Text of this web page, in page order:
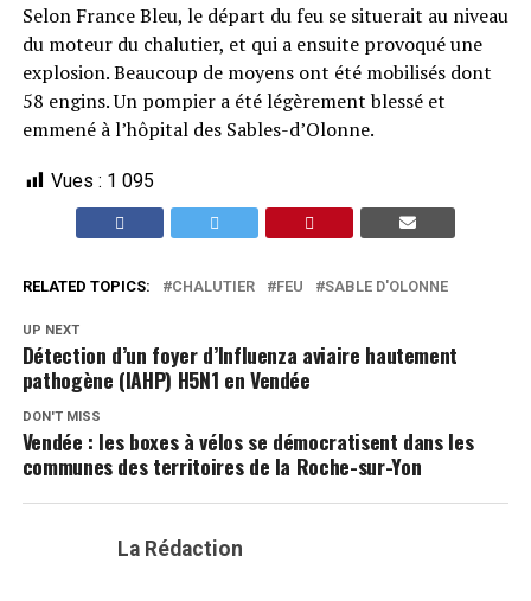
Selon France Bleu, le départ du feu se situerait au niveau
du moteur du chalutier, et qui a ensuite provoqué une
explosion. Beaucoup de moyens ont été mobilisés dont
58 engins. Un pompier a été légèrement blessé et
emmené à l’hôpital des Sables-d’Olonne.
Vues : 1 095
RELATED TOPICS: CHALUTIER FEU SABLE D'OLONNE
UP NEXT
Détection d’un foyer d’Influenza aviaire hautement
pathogène (IAHP) H5N1 en Vendée
DON'T MISS
Vendée : les boxes à vélos se démocratisent dans les
communes des territoires de la Roche-sur-Yon
La Rédaction